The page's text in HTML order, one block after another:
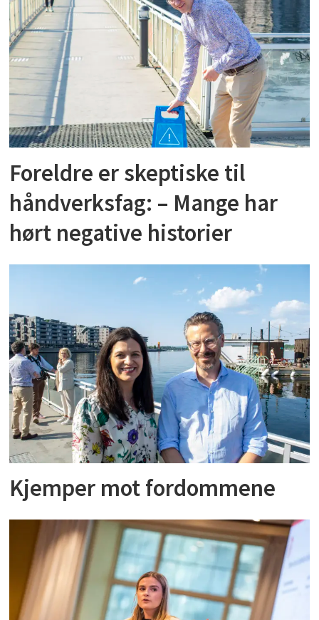
Foreldre er skeptiske til
håndverksfag: – Mange har
hørt negative historier
Kjemper mot fordommene